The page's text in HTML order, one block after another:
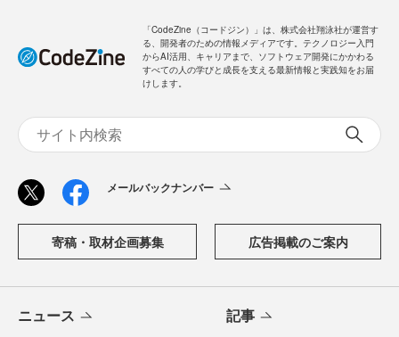
「CodeZine（コードジン）」は、株式会社翔泳社が運営す
る、開発者のための情報メディアです。テクノロジー入門
からAI活用、キャリアまで、ソフトウェア開発にかかわる
すべての人の学びと成長を支える最新情報と実践知をお届
けします。
メールバックナンバー
寄稿・取材企画募集 広告掲載のご案内
ニュース 記事